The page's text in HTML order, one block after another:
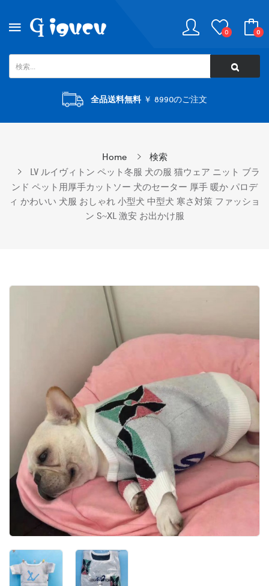
0 0
全品送料無料￥ 8990のご注文
Home
検索
LV ルイヴィトン ペット冬服 犬の服 猫ウェア ニット ブラ
ンド ペット用厚手カットソー 犬のセーター 厚手 暖か パロデ
ィ かわいい 犬服 おしゃれ 小型犬 中型犬 寒さ対策 ファッショ
ン S~XL 激安 お出かけ服